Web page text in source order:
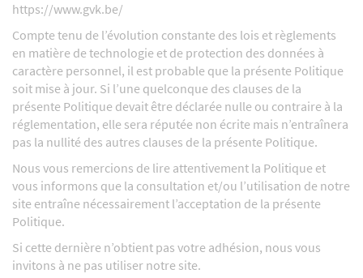
https://www.gvk.be/
Compte tenu de l’évolution constante des lois et règlements
en matière de technologie et de protection des données à
caractère personnel, il est probable que la présente Politique
soit mise à jour. Si l’une quelconque des clauses de la
présente Politique devait être déclarée nulle ou contraire à la
réglementation, elle sera réputée non écrite mais n’entraînera
pas la nullité des autres clauses de la présente Politique.
Nous vous remercions de lire attentivement la Politique et
vous informons que la consultation et/ou l’utilisation de notre
site entraîne nécessairement l’acceptation de la présente
Politique.
Si cette dernière n’obtient pas votre adhésion, nous vous
invitons à ne pas utiliser notre site.